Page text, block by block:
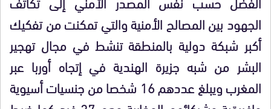
الجهود بين المصالح الأمنية والتي تمكنت من تفكيك
أكبر شبكة دولية بالمنطقة تنشط في مجال تهجير
البشر من شبه جزيرة الهندية في إتجاه أوربا عبر
المغرب ويبلغ عددهم 16 شخصا من جنسيات أسيوية